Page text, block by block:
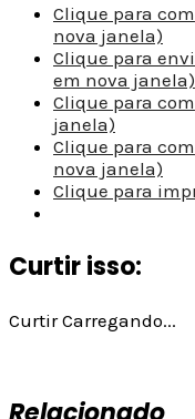
Clique para
nova janela)
Clique para
em nova janela)
Clique para
janela)
Clique para
nova janela)
Clique para
Curtir isso:
Curtir Carregando...